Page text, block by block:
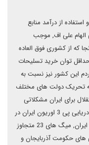
از درآمد منابع
علی اف, موجب
که از کشوری فوق العاده
توان خرید تسلیحات
این کشور نیز نسبت به
تحریک دولت های مختلف
برای ایران مشکلاتی
ایجاد کرده مانند قصد ربایش هواپیمای گشت دریایی پی 3 اوریون ایران در
چندین سال قبل که البته با رشادت اف 14 های ایران, میگ های 23 متجاوز
های حکومت آذربایجان و